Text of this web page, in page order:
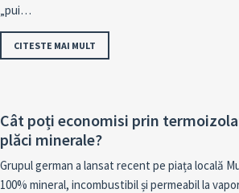
„pui…
CITESTE MAI MULT
Cât poți economisi prin
plăci minerale?
Grupul german a lansat recent pe piața locală
100% mineral, incombustibil și permeabil la